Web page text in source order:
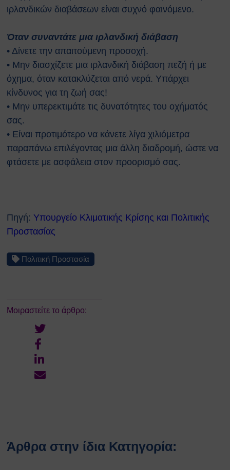
ιρλανδικών διαβάσεων είναι συχνό φαινόμενο.
Όταν συναντάτε μια ιρλανδική διάβαση
• Δίνετε την απαιτούμενη προσοχή.
• Μην διασχίζετε μια ιρλανδική διάβαση πεζή ή με
όχημα, όταν κατακλύζεται από νερά. Υπάρχει
κίνδυνος για τη ζωή σας!
• Μην υπερεκτιμάτε τις δυνατότητες του οχήματός
σας.
• Είναι προτιμότερο να κάνετε λίγα χιλιόμετρα
παραπάνω επιλέγοντας μια άλλη διαδρομή, ώστε να
φτάσετε με ασφάλεια στον προορισμό σας.
Πηγή: Υπουργείο Κλιματικής Κρίσης και Πολιτικής
Προστασίας
Πολιτική Προστασία
Μοιραστείτε το άρθρο:
Άρθρα στην ίδια Κατηγορία: